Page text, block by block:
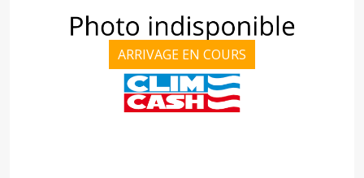
ARRIVAGE EN COURS